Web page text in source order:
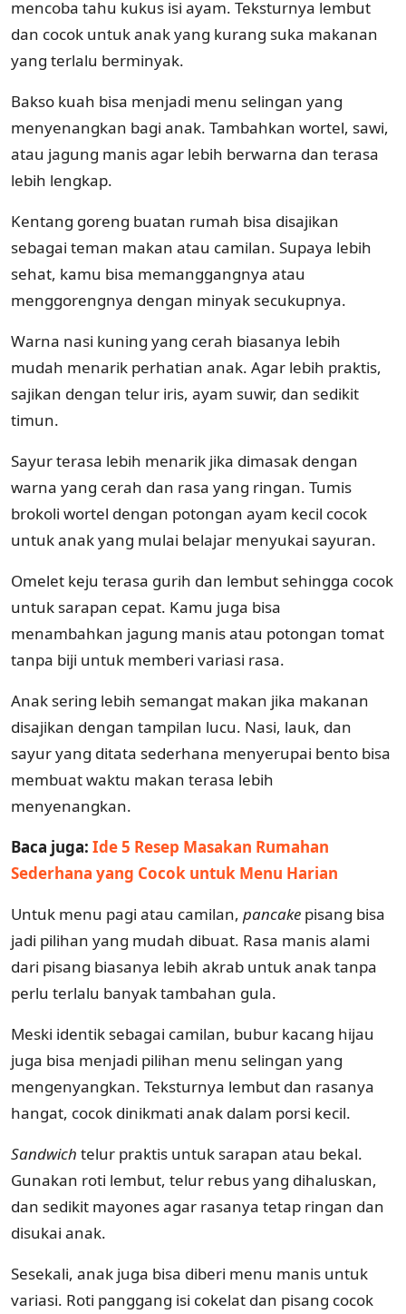
mencoba tahu kukus isi ayam. Teksturnya lembut
dan cocok untuk anak yang kurang suka makanan
yang terlalu berminyak.
Bakso kuah bisa menjadi menu selingan yang
menyenangkan bagi anak. Tambahkan wortel, sawi,
atau jagung manis agar lebih berwarna dan terasa
lebih lengkap.
Kentang goreng buatan rumah bisa disajikan
sebagai teman makan atau camilan. Supaya lebih
sehat, kamu bisa memanggangnya atau
menggorengnya dengan minyak secukupnya.
Warna nasi kuning yang cerah biasanya lebih
mudah menarik perhatian anak. Agar lebih praktis,
sajikan dengan telur iris, ayam suwir, dan sedikit
timun.
Sayur terasa lebih menarik jika dimasak dengan
warna yang cerah dan rasa yang ringan. Tumis
brokoli wortel dengan potongan ayam kecil cocok
untuk anak yang mulai belajar menyukai sayuran.
Omelet keju terasa gurih dan lembut sehingga cocok
untuk sarapan cepat. Kamu juga bisa
menambahkan jagung manis atau potongan tomat
tanpa biji untuk memberi variasi rasa.
Anak sering lebih semangat makan jika makanan
disajikan dengan tampilan lucu. Nasi, lauk, dan
sayur yang ditata sederhana menyerupai bento bisa
membuat waktu makan terasa lebih
menyenangkan.
Baca juga: Ide 5 Resep Masakan Rumahan
Sederhana yang Cocok untuk Menu Harian
Untuk menu pagi atau camilan, pancake pisang bisa
jadi pilihan yang mudah dibuat. Rasa manis alami
dari pisang biasanya lebih akrab untuk anak tanpa
perlu terlalu banyak tambahan gula.
Meski identik sebagai camilan, bubur kacang hijau
juga bisa menjadi pilihan menu selingan yang
mengenyangkan. Teksturnya lembut dan rasanya
hangat, cocok dinikmati anak dalam porsi kecil.
Sandwich telur praktis untuk sarapan atau bekal.
Gunakan roti lembut, telur rebus yang dihaluskan,
dan sedikit mayones agar rasanya tetap ringan dan
disukai anak.
Sesekali, anak juga bisa diberi menu manis untuk
variasi. Roti panggang isi cokelat dan pisang cocok